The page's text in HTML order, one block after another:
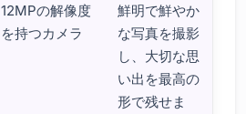
12MPの解像度
を持つカメラ
鮮明で鮮やか
な写真を撮影
し、大切な思
い出を最高の
形で残せま